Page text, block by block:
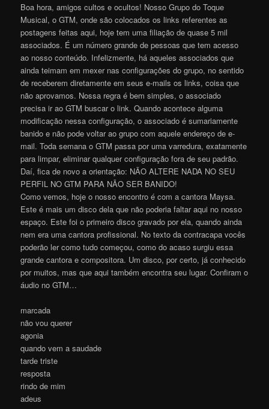
Boa hora, amigos cultos e ocultos! Nosso Grupo do Toque
Musical, o GTM, onde são colocados os links referentes as
postagens feitas aqui, hoje tem uma filiação de quase 5 mil
associados. É um número grande de pessoas que tem acesso
ao nosso conteúdo. Infelizmente, há aqueles associados que
ainda teimam em mexer nas configurações do grupo, no sentido
de receberem diretamente em seus e-mails os links, coisa que
não aprovamos. Nossa regra é bem simples, o associado
precisa ir ao GTM buscar o link. Quando acontece alguma
modificação nessa configuração, o associado é sumariamente
banido e não pode voltar ao grupo com aquele endereço de e-
mail. Toda semana o GTM passa por uma varredura, exatamente
para limpar, eliminar qualquer configuração fora de seu padrão.
Daí, fica de novo a orientação: NÃO ALTERE NADA NO SEU
PERFIL NO GTM PARA NÃO SER BANIDO!
Como vemos, hoje o nosso encontro é com a cantora Maysa.
Este é mais um disco dela que não poderia faltar aqui no nosso
espaço. Este foi o primeiro disco gravado por ela, quando ainda
nem era uma cantora profissional. No texto da contracapa vocês
poderão ler como tudo começou, como do acaso surgiu essa
grande cantora e compositora. Um disco, por certo, já conhecido
por muitos, mas que aqui também encontra seu lugar. Confiram o
áudio no GTM…
marcada
não vou querer
agonia
quando vem a saudade
tarde triste
resposta
rindo de mim
adeus